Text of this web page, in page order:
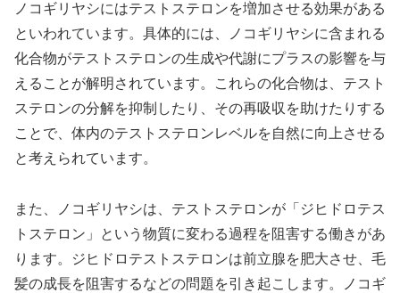
ノコギリヤシにはテストステロンを増加させる効果がある
といわれています。具体的には、ノコギリヤシに含まれる
化合物がテストステロンの生成や代謝にプラスの影響を与
えることが解明されています。これらの化合物は、テスト
ステロンの分解を抑制したり、その再吸収を助けたりする
ことで、体内のテストステロンレベルを自然に向上させる
と考えられています。
また、ノコギリヤシは、テストステロンが「ジヒドロテス
トステロン」という物質に変わる過程を阻害する働きがあ
ります。ジヒドロテストステロンは前立腺を肥大させ、毛
髪の成長を阻害するなどの問題を引き起こします。ノコギ